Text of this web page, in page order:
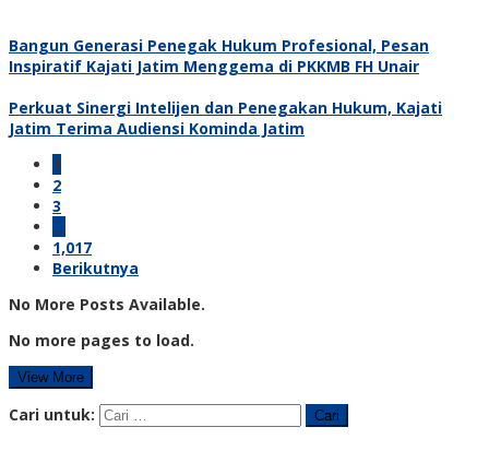
Bangun Generasi Penegak Hukum Profesional, Pesan
Inspiratif Kajati Jatim Menggema di PKKMB FH Unair
Perkuat Sinergi Intelijen dan Penegakan Hukum, Kajati
Jatim Terima Audiensi Kominda Jatim
1
2
3
…
1,017
Berikutnya
No More Posts Available.
No more pages to load.
View More
Cari untuk: